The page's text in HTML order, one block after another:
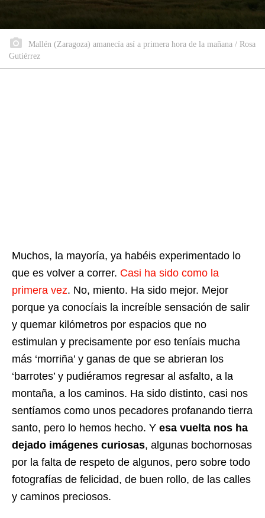
Mallén (Zaragoza) amanecía así a primera hora de la mañana / Rosa
Gutiérrez
Muchos, la mayoría, ya habéis experimentado lo
que es volver a correr. Casi ha sido como la
primera vez. No, miento. Ha sido mejor. Mejor
porque ya conocíais la increíble sensación de salir
y quemar kilómetros por espacios que no
estimulan y precisamente por eso teníais mucha
más ‘morriña’ y ganas de que se abrieran los
‘barrotes’ y pudiéramos regresar al asfalto, a la
montaña, a los caminos. Ha sido distinto, casi nos
sentíamos como unos pecadores profanando tierra
santo, pero lo hemos hecho. Y esa vuelta nos ha
dejado imágenes curiosas, algunas bochornosas
por la falta de respeto de algunos, pero sobre todo
fotografías de felicidad, de buen rollo, de las calles
y caminos preciosos.